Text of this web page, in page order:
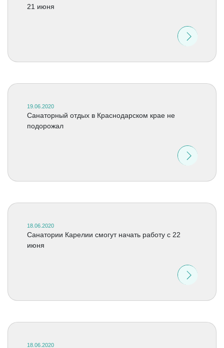
21 июня
19.06.2020
Санаторный отдых в Краснодарском крае не
подорожал
18.06.2020
Санатории Карелии смогут начать работу с 22
июня
18.06.2020